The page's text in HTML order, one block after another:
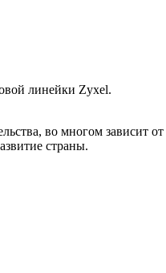
линейки Zyxel.
во многом зависит
страны.